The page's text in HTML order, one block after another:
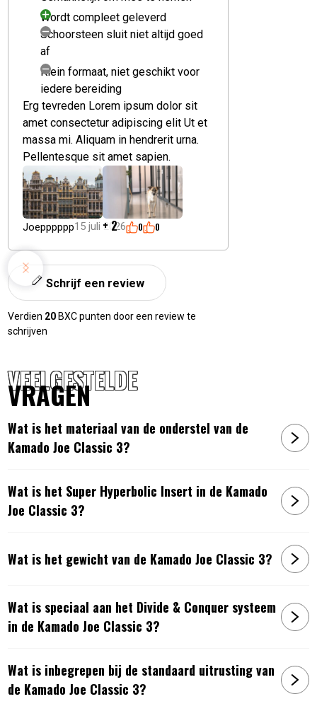
Inclusief keramische voeten bij vrijstaand model
Artikelnummer:
Wordt compleet geleverd
Schoorsteen sluit niet altijd goed
af
Klein formaat, niet geschikt voor
iedere bereiding
Erg tevreden Lorem ipsum dolor sit
amet consectetur adipiscing elit Ut et
massa mi. Aliquam in hendrerit urna.
Pellentesque sit amet sapien.
+ 2
Joepppppp15 juli 2026 0 0
Schrijf een review
Verdien 20BXC punten door een review te
schrijven
VEELGESTELDE
VRAGEN
Wat is het materiaal van de onderstel van de
Kamado Joe Classic 3?
Wat is het Super Hyperbolic Insert in de Kamado
Joe Classic 3?
Wat is het gewicht van de Kamado Joe Classic 3?
Wat is speciaal aan het Divide & Conquer systeem
in de Kamado Joe Classic 3?
Wat is inbegrepen bij de standaard uitrusting van
de Kamado Joe Classic 3?